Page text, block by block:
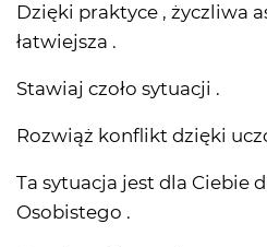
Dzięki praktyce , życzliwa
łatwiejsza .
Stawiaj czoło sytuacji .
Rozwiąż konflikt dzięki
Ta sytuacja jest dla Ciebie
Osobistego .